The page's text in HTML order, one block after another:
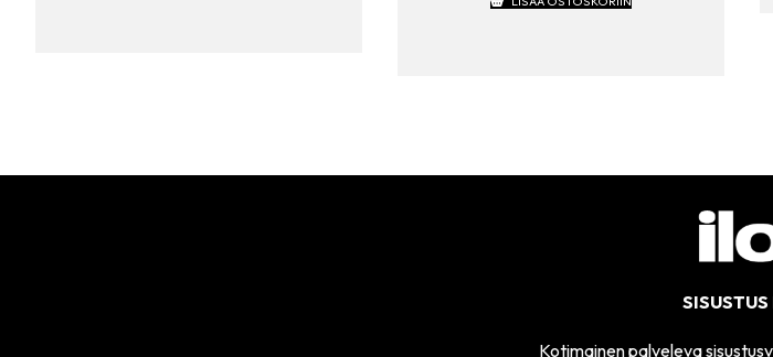
SISUSTUS
Kotimainen palveleva